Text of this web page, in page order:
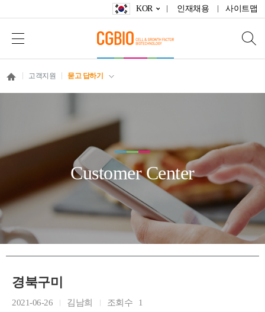
KOR 인재채용 사이트맵
고객지원 묻고 답하기
Customer Center
경북구미
2021-06-26 김남희 조회수 1